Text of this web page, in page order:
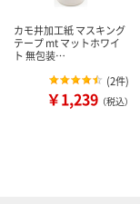
カモ井加工紙 マスキング
テープ mt マットホワイ
ト 無包装…
(2件)
￥1,239 （税込）